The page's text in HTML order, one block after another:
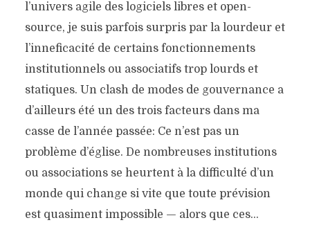
l’univers agile des logiciels libres et open-
source, je suis parfois surpris par la lourdeur et
l’inneficacité de certains fonctionnements
institutionnels ou associatifs trop lourds et
statiques. Un clash de modes de gouvernance a
d’ailleurs été un des trois facteurs dans ma
casse de l’année passée: Ce n’est pas un
problème d’église. De nombreuses institutions
ou associations se heurtent à la difficulté d’un
monde qui change si vite que toute prévision
est quasiment impossible — alors que ces…